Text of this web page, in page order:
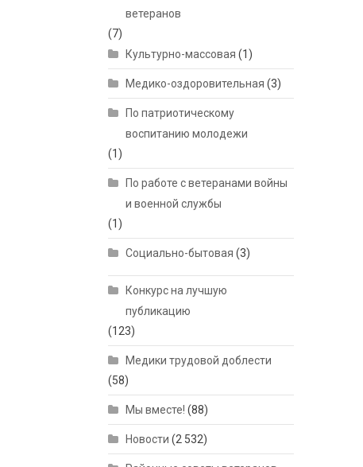
ветеранов
(7)
Культурно-массовая (1)
Медико-оздоровительная (3)
По патриотическому
воспитанию молодежи
(1)
По работе с ветеранами войны
и военной службы
(1)
Социально-бытовая (3)
Конкурс на лучшую
публикацию
(123)
Медики трудовой доблести
(58)
Мы вместе! (88)
Новости (2 532)